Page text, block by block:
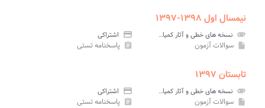
نیمسال اول ۱۳۹۸-۱۳۹۷
attachment نسخه های خطی و آثار کمیاب پیام نور credit_card اشتراکی
insert_drive_file سوالات آزمون assignment پاسخنامه تستی
تابستان ۱۳۹۷
attachment نسخه های خطی و آثار کمیاب پیام نور credit_card اشتراکی
insert_drive_file سوالات آزمون assignment پاسخنامه تستی